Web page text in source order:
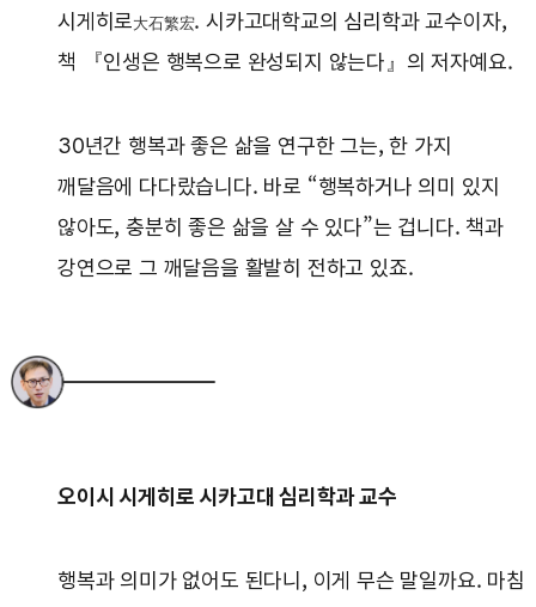
시게히로大石繁宏. 시카고대학교의 심리학과 교수이자,
책 『인생은 행복으로 완성되지 않는다』의 저자예요.
30년간 행복과 좋은 삶을 연구한 그는, 한 가지
깨달음에 다다랐습니다. 바로 “행복하거나 의미 있지
않아도, 충분히 좋은 삶을 살 수 있다”는 겁니다. 책과
강연으로 그 깨달음을 활발히 전하고 있죠.
오이시 시게히로 시카고대 심리학과 교수
행복과 의미가 없어도 된다니, 이게 무슨 말일까요. 마침